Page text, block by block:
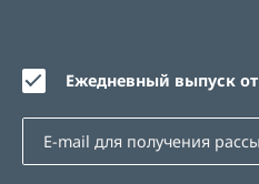
Ежедневный выпуск